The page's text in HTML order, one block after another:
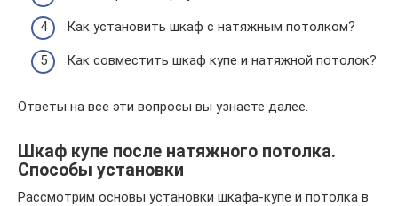
Как установить шкаф с натяжным потолком?
Как совместить шкаф купе и натяжной потолок?
Ответы на все эти вопросы вы узнаете далее.
Шкаф купе после натяжного потолка.
Способы установки
Рассмотрим основы установки шкафа-купе и потолка в